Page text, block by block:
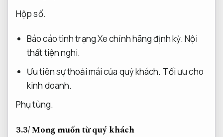
Hộp số.
Báo cáo tình trạng Xe chính hãng định kỳ. Nội
thất tiện nghi.
Ưu tiên sự thoải mái của quý khách. Tối ưu cho
kinh doanh.
Phụ tùng.
3.3/ Mong muốn từ quý khách